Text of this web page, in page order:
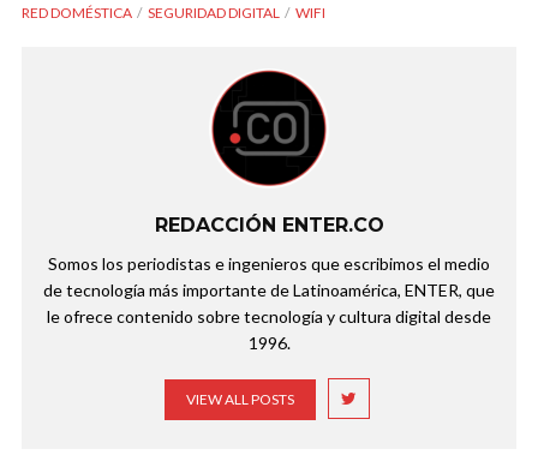
RED DOMÉSTICA
SEGURIDAD DIGITAL WIFI
REDACCIÓN ENTER.CO
Somos los periodistas e ingenieros que escribimos el medio
de tecnología más importante de Latinoamérica, ENTER, que
le ofrece contenido sobre tecnología y cultura digital desde
1996.
VIEW ALL POSTS